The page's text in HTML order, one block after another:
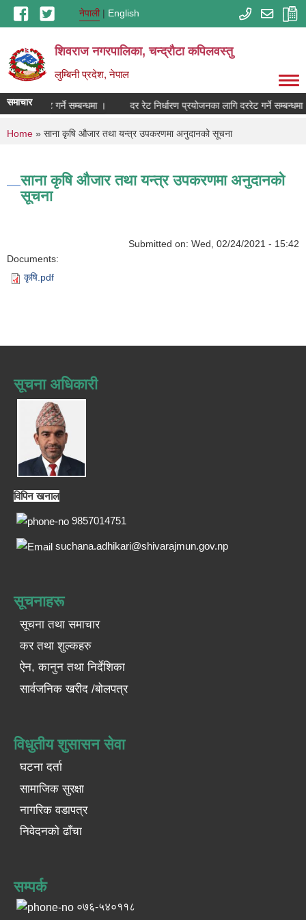
Skip to main contentनेपाली English
शिवराज नगरपालिका, चन्द्राैटा कपिलवस्तु
लुम्बिनी प्रदेश, नेपाल
समाचार
लागि दररेट गर्ने सम्बन्धमा । दर रेट निर्धारण प्रयोजनका लागि दररेट गर्ने सम्बन्धमा
You are here
Home » साना कृषि औजार तथा यन्त्र उपकरणमा अनुदानको सूचना
साना कृषि औजार तथा यन्त्र उपकरणमा अनुदानको
सूचना
Submitted on: Wed, 02/24/2021 - 15:42
Documents:
कृषि.pdf
सूचना अधिकारी
विपिन खनाल
9857014751
suchana.adhikari@shivarajmun.gov.np
सूचनाहरू
सूचना तथा समाचार
कर तथा शुल्कहरु
ऐन, कानुन तथा निर्देशिका
सार्वजनिक खरीद /बोलपत्र
विधुतीय शुसासन सेवा
घटना दर्ता
सामाजिक सुरक्षा
नागरिक वडापत्र
निवेदनको ढाँचा
सम्पर्क
०७६-५४०११८